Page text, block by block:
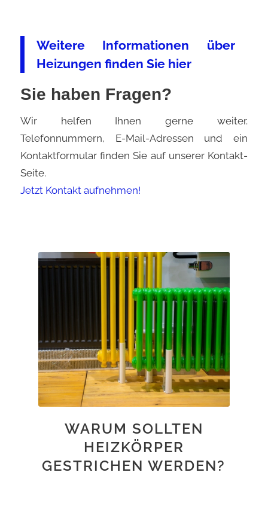
Weitere Informationen über
Heizungen finden Sie hier
Sie haben Fragen?
Wir helfen Ihnen gerne weiter.
Telefonnummern, E-Mail-Adressen und ein
Kontaktformular finden Sie auf unserer Kontakt-
Seite.
Jetzt Kontakt aufnehmen!
WARUM SOLLTEN
HEIZKÖRPER
GESTRICHEN WERDEN?